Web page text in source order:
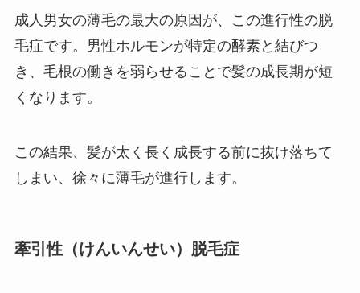
成人男女の薄毛の最大の原因が、この進行性の脱
毛症です。男性ホルモンが特定の酵素と結びつ
き、毛根の働きを弱らせることで髪の成長期が短
くなります。
この結果、髪が太く長く成長する前に抜け落ちて
しまい、徐々に薄毛が進行します。
牽引性（けんいんせい）脱毛症